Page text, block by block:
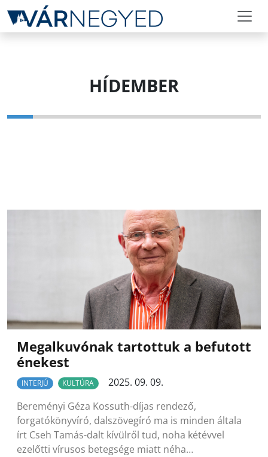
HÍDEMBER
Megalkuvónak tartottuk a befutott
énekest
INTERJÚ KULTÚRA
2025. 09. 09.
Bereményi Géza Kossuth-díjas rendező,
forgatókönyvíró, dalszövegíró ma is minden általa
írt Cseh Tamás-dalt kívülről tud, noha kétévvel
ezelőtti vírusos betegsége miatt néha…